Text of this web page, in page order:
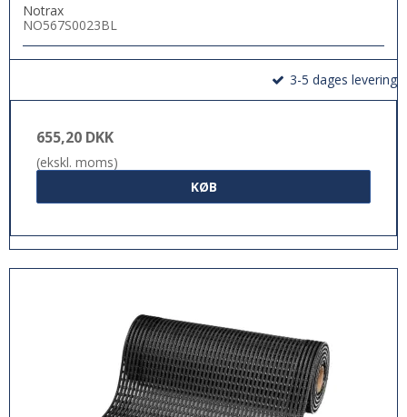
Notrax
NO567S0023BL
3-5 dages levering
655,20 DKK
(ekskl. moms)
KØB